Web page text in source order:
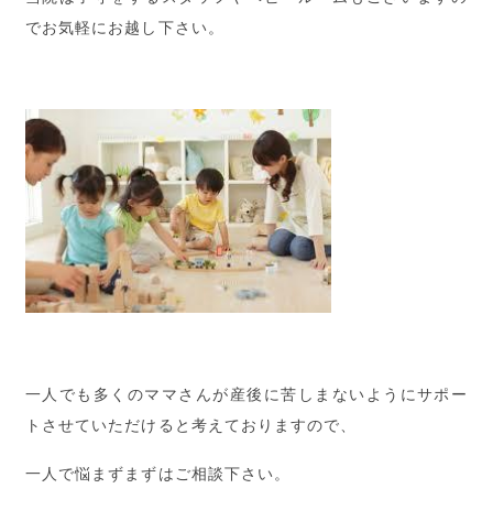
でお気軽にお越し下さい。
一人でも多くのママさんが産後に苦しまないようにサポー
トさせていただけると考えておりますので、
一人で悩まずまずはご相談下さい。